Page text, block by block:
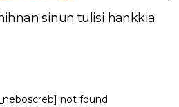
sinun tulisi hankkia
not found